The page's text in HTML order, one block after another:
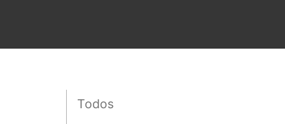
Todos